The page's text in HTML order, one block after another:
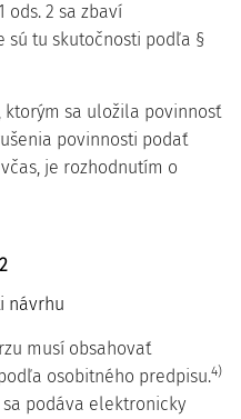
ods. 2 sa zbaví
sú tu skutočnosti podľa §
ktorým sa uložila povinnosť
povinnosti podať
je rozhodnutím o
návrhu
musí obsahovať
osobitného predpisu.4)
podáva elektronicky